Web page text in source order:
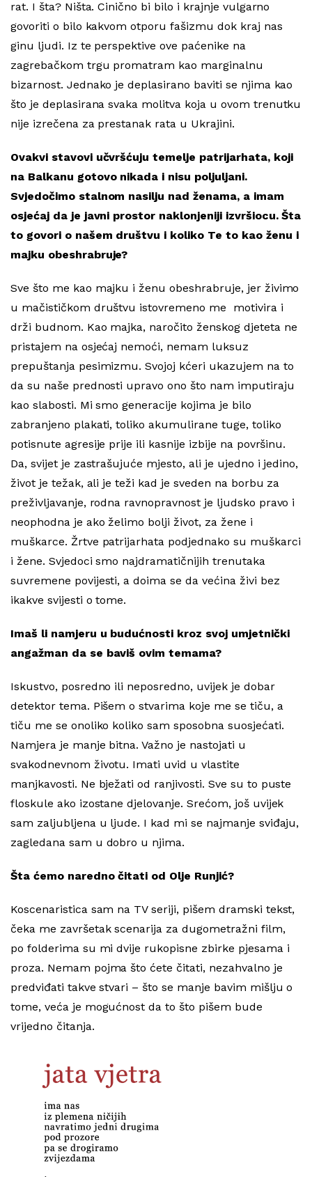
rat. I šta? Ništa. Cinično bi bilo i krajnje vulgarno
govoriti o bilo kakvom otporu fašizmu dok kraj nas
ginu ljudi. Iz te perspektive ove paćenike na
zagrebačkom trgu promatram kao marginalnu
bizarnost. Jednako je deplasirano baviti se njima kao
što je deplasirana svaka molitva koja u ovom trenutku
nije izrečena za prestanak rata u Ukrajini.
Ovakvi stavovi učvršćuju temelje patrijarhata, koji
na Balkanu gotovo nikada i nisu poljuljani.
Svjedočimo stalnom nasilju nad ženama, a imam
osjećaj da je javni prostor naklonjeniji izvršiocu. Šta
to govori o našem društvu i koliko Te to kao ženu i
majku obeshrabruje?
Sve što me kao majku i ženu obeshrabruje, jer živimo
u mačističkom društvu istovremeno me motivira i
drži budnom. Kao majka, naročito ženskog djeteta ne
pristajem na osjećaj nemoći, nemam luksuz
prepuštanja pesimizmu. Svojoj kćeri ukazujem na to
da su naše prednosti upravo ono što nam imputiraju
kao slabosti. Mi smo generacije kojima je bilo
zabranjeno plakati, toliko akumulirane tuge, toliko
potisnute agresije prije ili kasnije izbije na površinu.
Da, svijet je zastrašujuće mjesto, ali je ujedno i jedino,
život je težak, ali je teži kad je sveden na borbu za
preživljavanje, rodna ravnopravnost je ljudsko pravo i
neophodna je ako želimo bolji život, za žene i
muškarce. Žrtve patrijarhata podjednako su muškarci
i žene. Svjedoci smo najdramatičnijih trenutaka
suvremene povijesti, a doima se da većina živi bez
ikakve svijesti o tome.
Imaš li namjeru u budućnosti kroz svoj umjetnički
angažman da se baviš ovim temama?
Iskustvo, posredno ili neposredno, uvijek je dobar
detektor tema. Pišem o stvarima koje me se tiču, a
tiču me se onoliko koliko sam sposobna suosjećati.
Namjera je manje bitna. Važno je nastojati u
svakodnevnom životu. Imati uvid u vlastite
manjkavosti. Ne bježati od ranjivosti. Sve su to puste
floskule ako izostane djelovanje. Srećom, još uvijek
sam zaljubljena u ljude. I kad mi se najmanje sviđaju,
zagledana sam u dobro u njima.
Šta ćemo naredno čitati od Olje Runjić?
Koscenaristica sam na TV seriji, pišem dramski tekst,
čeka me završetak scenarija za dugometražni film,
po folderima su mi dvije rukopisne zbirke pjesama i
proza. Nemam pojma što ćete čitati, nezahvalno je
predviđati takve stvari – što se manje bavim mišlju o
tome, veća je mogućnost da to što pišem bude
vrijedno čitanja.